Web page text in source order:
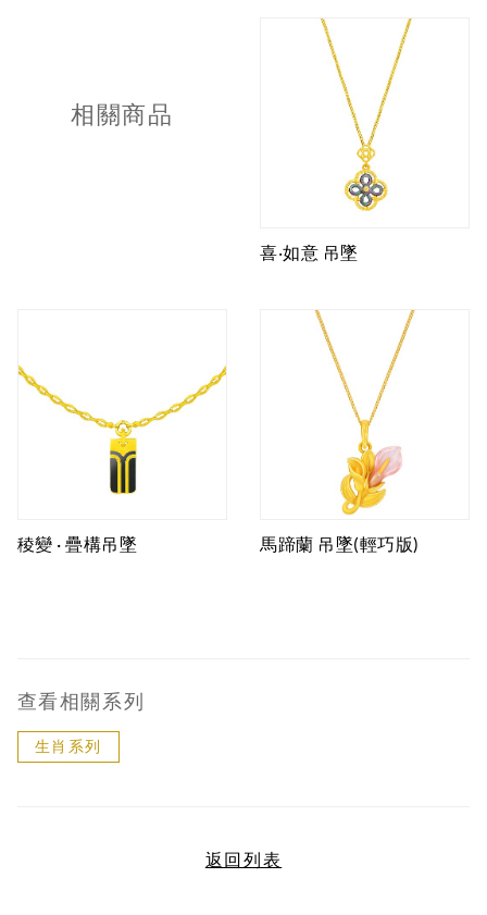
相關商品
喜‧如意 吊墜
稜變 · 疊構吊墜 馬蹄蘭 吊墜(輕巧版)
查看相關系列
生肖系列
返回列表